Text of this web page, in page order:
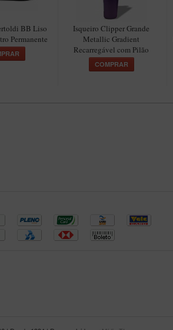
BB Liso
Permanente
Isqueiro Clipper Grande
Metallic Gradient
Recarregável com Pilão
COMPRAR